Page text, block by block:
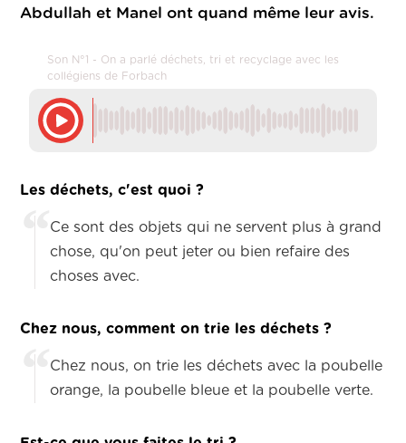
Abdullah et Manel ont quand même leur avis.
Son N°1 - On a parlé déchets, tri et recyclage avec les
collégiens de Forbach
Les déchets, c'est quoi ?
Ce sont des objets qui ne servent plus à grand
chose, qu'on peut jeter ou bien refaire des
choses avec.
Chez nous, comment on trie les déchets ?
Chez nous, on trie les déchets avec la poubelle
orange, la poubelle bleue et la poubelle verte.